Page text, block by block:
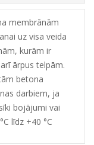
membrānām
uz visa veida
kurām ir
ārpus telpām.
betona
darbiem, ja
bojājumi vai
līdz +40 °C